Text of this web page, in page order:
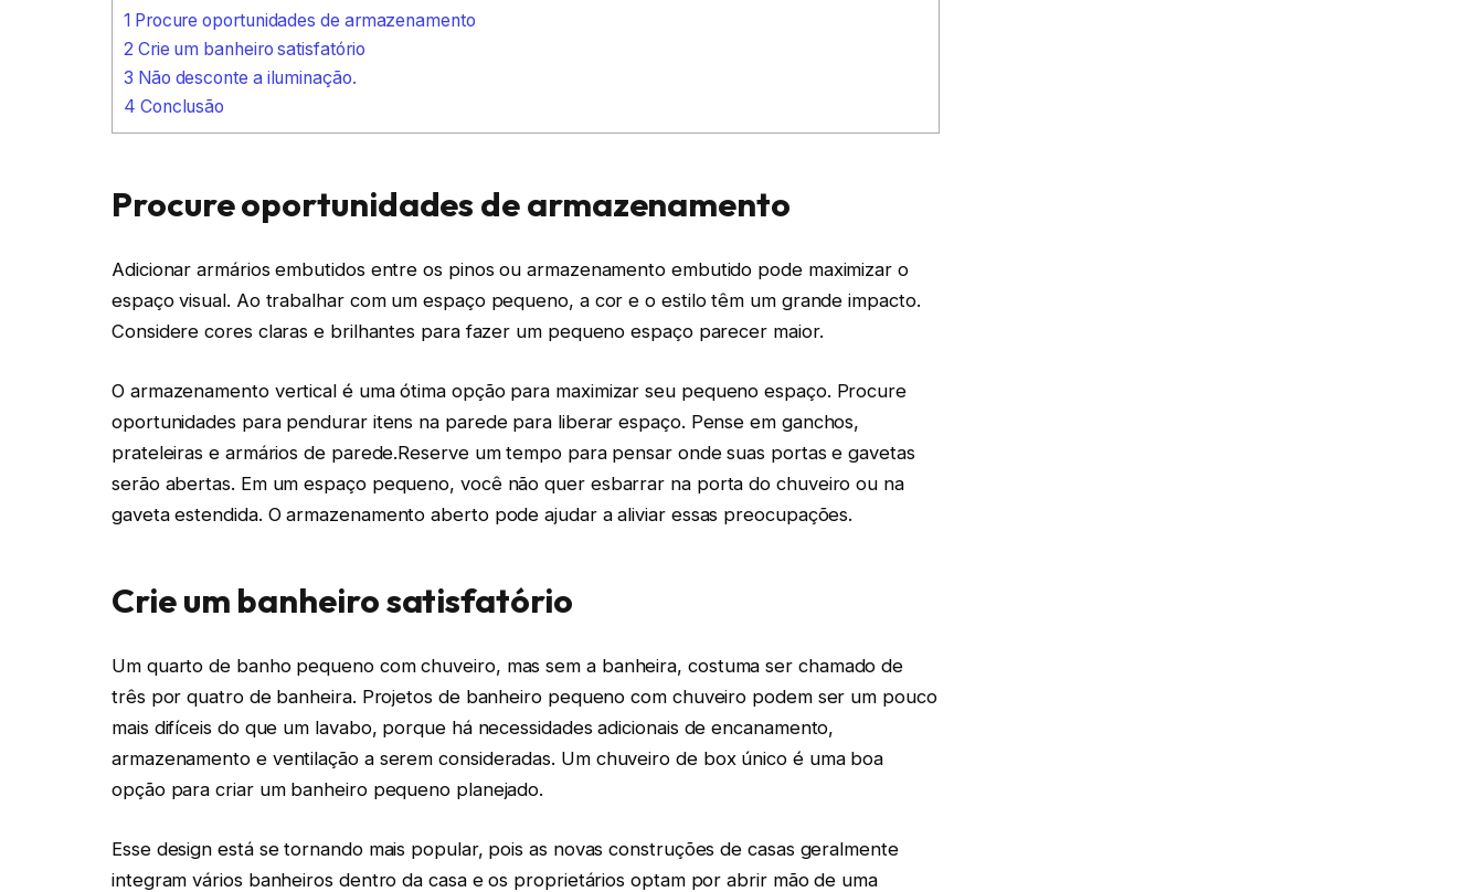
1 Procure oportunidades de armazenamento
2 Crie um banheiro satisfatório
3 Não desconte a iluminação.
4 Conclusão
Procure oportunidades de armazenamento
Adicionar armários embutidos entre os pinos ou armazenamento embutido pode maximizar o
espaço visual. Ao trabalhar com um espaço pequeno, a cor e o estilo têm um grande impacto.
Considere cores claras e brilhantes para fazer um pequeno espaço parecer maior.
O armazenamento vertical é uma ótima opção para maximizar seu pequeno espaço. Procure
oportunidades para pendurar itens na parede para liberar espaço. Pense em ganchos,
prateleiras e armários de parede.Reserve um tempo para pensar onde suas portas e gavetas
serão abertas. Em um espaço pequeno, você não quer esbarrar na porta do chuveiro ou na
gaveta estendida. O armazenamento aberto pode ajudar a aliviar essas preocupações.
Crie um banheiro satisfatório
Um quarto de banho pequeno com chuveiro, mas sem a banheira, costuma ser chamado de
três por quatro de banheira. Projetos de banheiro pequeno com chuveiro podem ser um pouco
mais difíceis do que um lavabo, porque há necessidades adicionais de encanamento,
armazenamento e ventilação a serem consideradas. Um chuveiro de box único é uma boa
opção para criar um banheiro pequeno planejado.
Esse design está se tornando mais popular, pois as novas construções de casas geralmente
integram vários banheiros dentro da casa e os proprietários optam por abrir mão de uma